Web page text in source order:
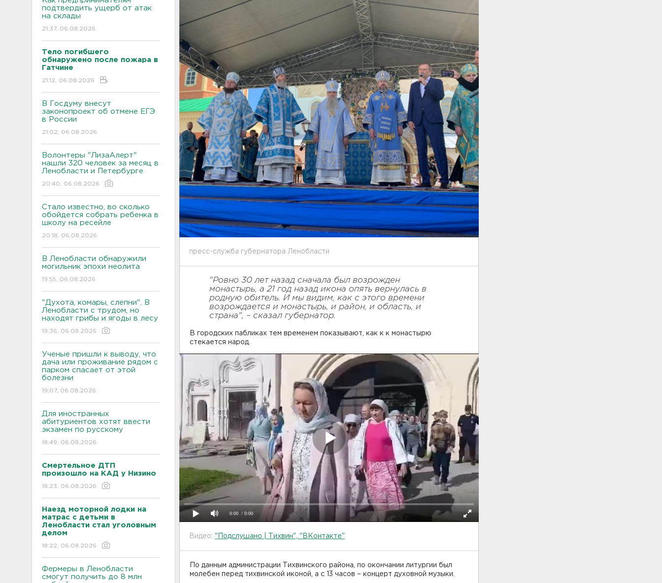
подтвердить ущерб от атак
на склады
21:37, 06.08.2026
Тело погибшего
обнаружено после пожара в
Гатчине
21:12, 06.08.2026
В Госдуму внесут
законопроект об отмене ЕГЭ
в России
21:02, 06.08.2026
Волонтеры "ЛизаАлерт"
нашли 320 человек за месяц в
Ленобласти и Петербурге
20:40, 06.08.2026
Стало известно, во сколько
обойдется собрать ребенка в
школу на ресейле
20:18, 06.08.2026
В Ленобласти обнаружили
могильник эпохи неолита
19:55, 06.08.2026
"Духота, комары, слепни". В
Ленобласти с трудом, но
находят грибы и ягоды в лесу
19:36, 06.08.2026
Ученые пришли к выводу, что
дача или проживание рядом с
парком спасает от этой
болезни
19:07, 06.08.2026
Для иностранных
абитуриентов хотят ввести
экзамен по русскому
18:49, 06.08.2026
Смертельное ДТП
произошло на КАД у Низино
18:23, 06.08.2026
Наезд моторной лодки на
матрас с детьми в
Ленобласти стал уголовным
делом
18:22, 06.08.2026
Фермеры в Ленобласти
смогут получить до 8 млн
пресс-служба губернатора Ленобласти
"Ровно 30 лет назад сначала был возрожден
монастырь, а 21 год назад икона опять вернулась в
родную обитель. И мы видим, как с этого времени
возрождается и монастырь, и район, и область, и
страна", – сказал губернатор.
В городских пабликах тем временем показывают, как к к монастырю
стекается народ.
0:00 / 0:00
Видео: "Подслушано | Тихвин", "ВКонтакте"
По данным администрации Тихвинского района, по окончании литургии был
молебен перед тихвинской иконой, а с 13 часов – концерт духовной музыки.